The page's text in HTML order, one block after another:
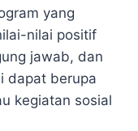
yang
nilai positif
jawab, dan
dapat berupa
kegiatan sosial